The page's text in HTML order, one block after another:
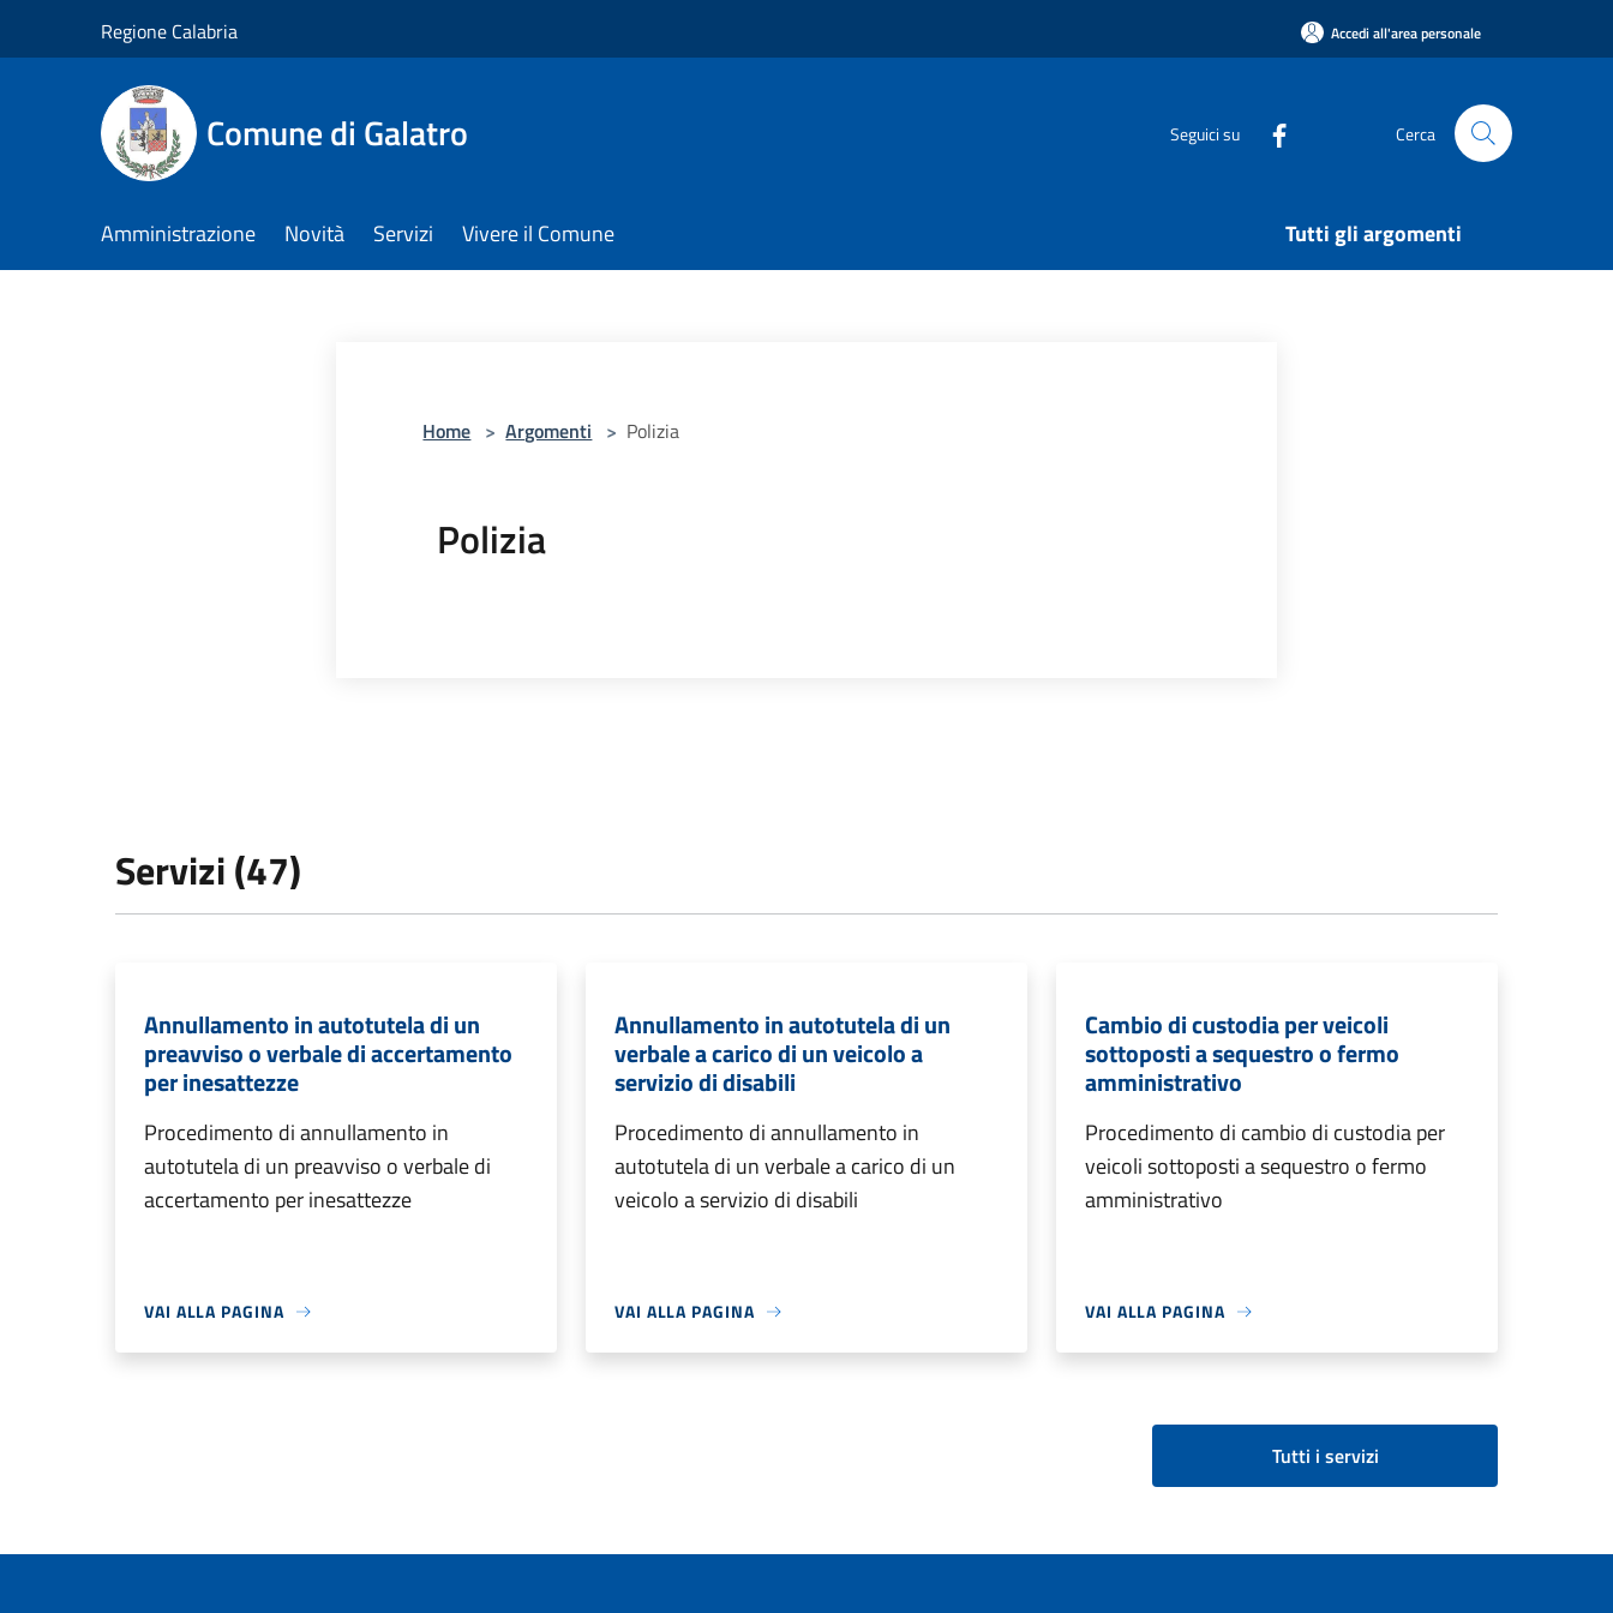
Regione Calabria Accedi all'area personale
Comune di Galatro Seguici su Cerca
Amministrazione Novità Servizi Vivere il Comune Tutti gli argomenti
Home > Argomenti > Polizia
Polizia
Servizi (47)
Annullamento in autotutela di un
preavviso o verbale di accertamento
per inesattezze
Procedimento di annullamento in
autotutela di un preavviso o verbale di
accertamento per inesattezze
VAI ALLA PAGINA
Annullamento in autotutela di un
verbale a carico di un veicolo a
servizio di disabili
Procedimento di annullamento in
autotutela di un verbale a carico di un
veicolo a servizio di disabili
VAI ALLA PAGINA
Cambio di custodia per veicoli
sottoposti a sequestro o fermo
amministrativo
Procedimento di cambio di custodia per
veicoli sottoposti a sequestro o fermo
amministrativo
VAI ALLA PAGINA
Tutti i servizi